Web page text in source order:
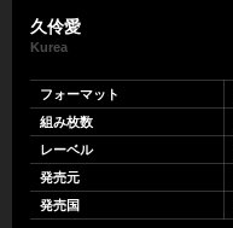
久伶愛
Kurea
フォーマット
組み枚数
レーベル
発売元
発売国